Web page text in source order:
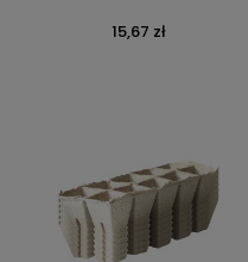
Cena
15,67 zł